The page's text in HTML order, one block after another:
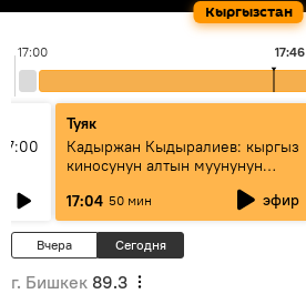
Кыргызстан
17:00 17:46
Туяк
Кадыржан Кыдыралиев: кыргыз
киносунун алтын муунунун
17:04 50 мин эфир
Вчера Сегодня
г. Бишкек 89.3